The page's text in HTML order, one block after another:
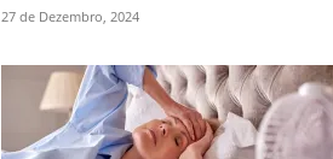
27 de Dezembro, 2024